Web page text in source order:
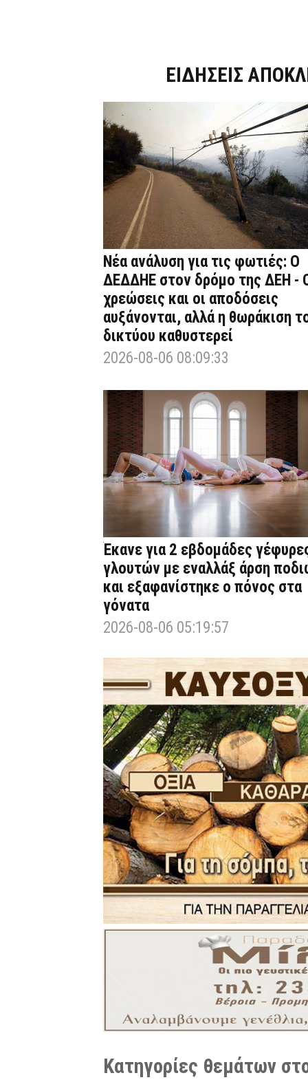
ΕΙΔΗΣΕΙΣ
Νέα ανάλυση για τις φωτιές: Ο
ΔΕΔΔΗΕ στον δρόμο της ΔΕΗ -
χρεώσεις και οι αποδόσεις
αυξάνονται, αλλά η θωράκιση
δικτύου καθυστερεί
2026-08-06 08:09:33
Έκανε για 2 εβδομάδες
γλουτών με εναλλάξ άρση
και εξαφανίστηκε ο πόνος στα
γόνατα
2026-08-06 05:19:57
Κατηγορίες θεμάτων